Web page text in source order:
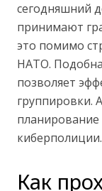
сегодняшний
принимают
это помимо
НАТО.
позволяет
группировки.
киберполиции.
Как